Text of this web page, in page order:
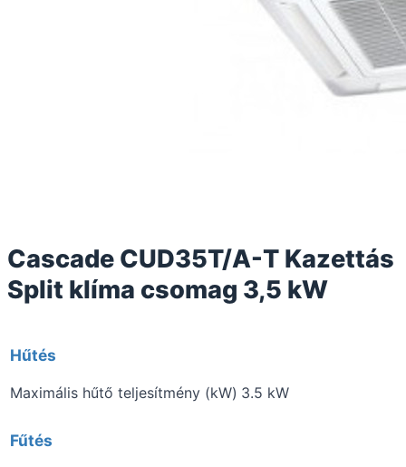
Cascade CUD35T/A-T Kazettás
Split klíma csomag 3,5 kW
Hűtés
Maximális hűtő teljesítmény (kW) 3.5 kW
Fűtés